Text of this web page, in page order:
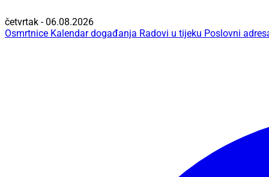
četvrtak - 06.08.2026
Osmrtnice Kalendar događanja Radovi u tijeku Poslovni